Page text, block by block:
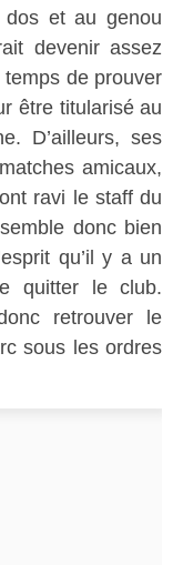
et au genou
devenir assez
de prouver
être titularisé au
D’ailleurs, ses
amicaux,
ravi le staff du
donc bien
qu’il y a un
quitter le club.
retrouver le
sous les ordres